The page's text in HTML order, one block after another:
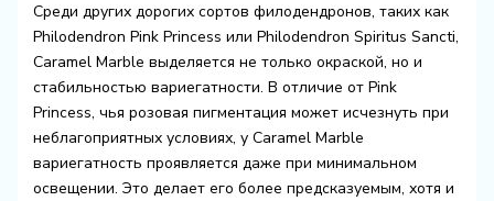
Среди других дорогих сортов филодендронов, таких как
Philodendron Pink Princess или Philodendron Spiritus Sancti,
Caramel Marble выделяется не только окраской, но и
стабильностью вариегатности. В отличие от Pink
Princess, чья розовая пигментация может исчезнуть при
неблагоприятных условиях, у Caramel Marble
вариегатность проявляется даже при минимальном
освещении. Это делает его более предсказуемым, хотя и